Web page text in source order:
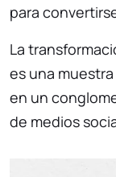
para
La
es una
en un
de medios